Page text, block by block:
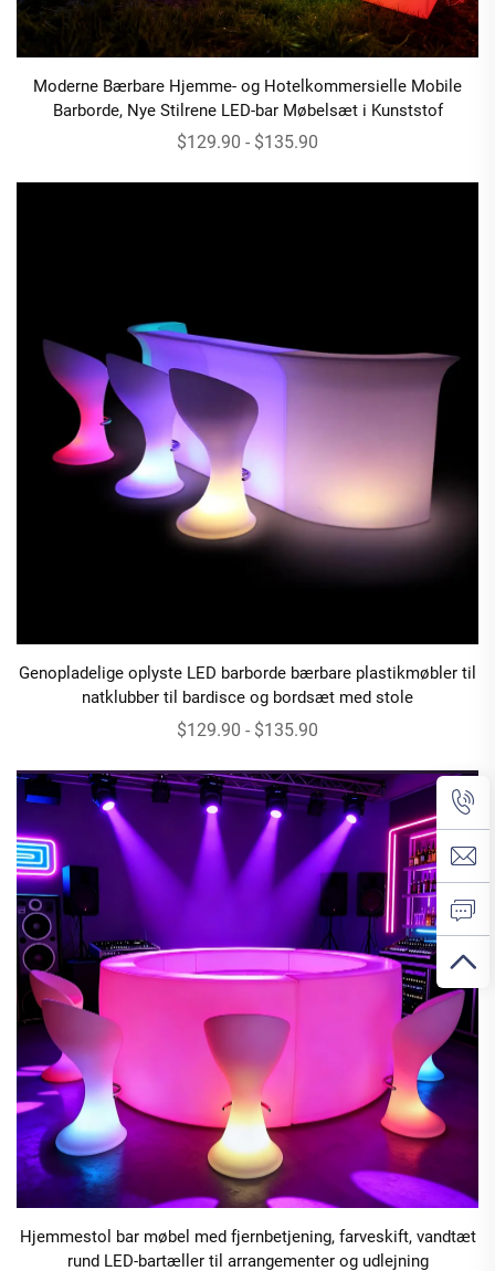
Moderne Bærbare Hjemme- og Hotelkommersielle Mobile
Barborde, Nye Stilrene LED-bar Møbelsæt i Kunststof
$129.90 - $135.90
Genopladelige oplyste LED barborde bærbare plastikmøbler til
natklubber til bardisce og bordsæt med stole
$129.90 - $135.90
Hjemmestol bar møbel med fjernbetjening, farveskift, vandtæt
rund LED-bartæller til arrangementer og udlejning